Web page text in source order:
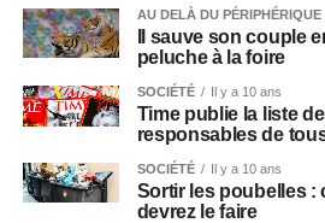
AU DELÀ DU PÉRIPHÉRIQUE
Il sauve son couple
peluche à la foire
SOCIÉTÉ Il y a 10 ans
Time publie la liste
responsables de
SOCIÉTÉ Il y a 10 ans
Sortir les poubelles :
devrez le faire